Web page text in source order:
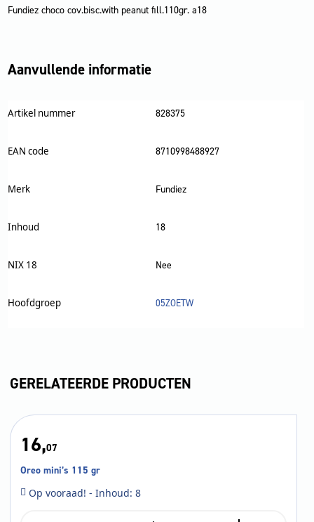
Fundiez choco cov.bisc.with peanut fill.110gr. a18
Aanvullende informatie
Artikel nummer 828375
EAN code 8710998488927
Merk Fundiez
Inhoud 18
NIX 18 Nee
Hoofdgroep 05ZOETW
GERELATEERDE PRODUCTEN
16,07
Oreo mini’s 115 gr
Op vooraad! - Inhoud: 8